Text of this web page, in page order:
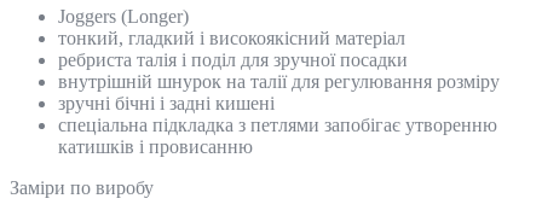
Joggers (Longer)
тонкий, гладкий і високоякісний матеріал
ребриста талія і поділ для зручної посадки
внутрішній шнурок на талії для регулювання розміру
зручні бічні і задні кишені
спеціальна підкладка з петлями запобігає утворенню
катишків і провисанню
Замiри по виробу